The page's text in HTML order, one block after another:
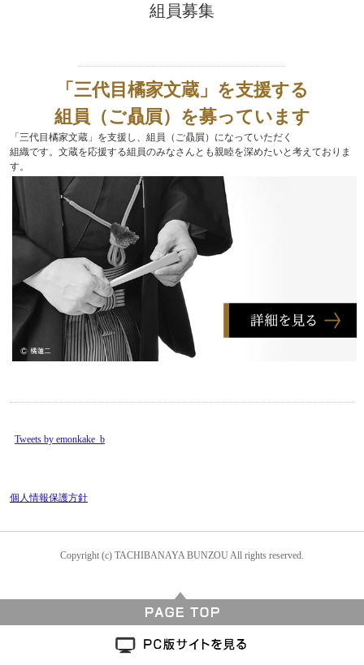
組員募集
「三代目橘家文蔵」を支援する
組員（ご贔屓）を募っています
「三代目橘家文蔵」を支援し、組員（ご贔屓）になっていただく
組織です。文蔵を応援する組員のみなさんとも親睦を深めたいと考えておりま
す。
Tweets by emonkake_b
個人情報保護方針
Copyright (c) TACHIBANAYA BUNZOU All rights reserved.